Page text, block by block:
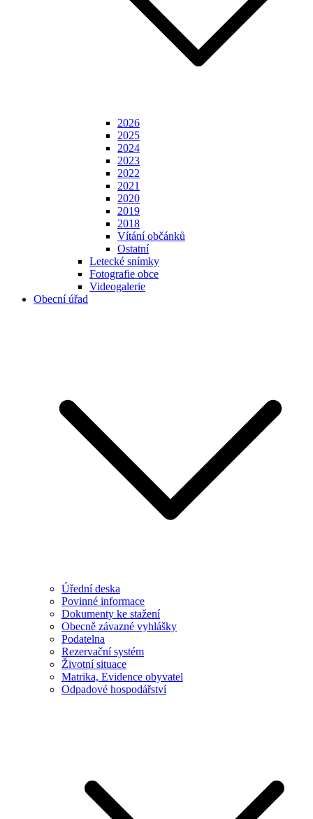
2026
2025
2024
2023
2022
2021
2020
2019
2018
Vítání občánků
Ostatní
Letecké snímky
Fotografie obce
Videogalerie
Obecní úřad
Úřední deska
Povinné informace
Dokumenty ke stažení
Obecně závazné vyhlášky
Podatelna
Rezervační systém
Životní situace
Matrika, Evidence obyvatel
Odpadové hospodářství